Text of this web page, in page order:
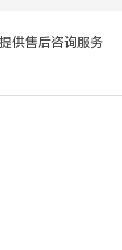
供售后咨询服务